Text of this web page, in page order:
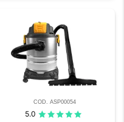
COD. ASP00054
5.0